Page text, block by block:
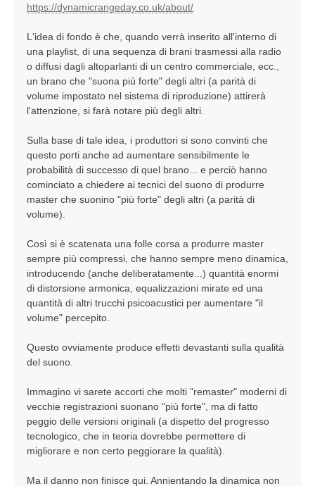
https://dynamicrangeday.co.uk/about/
L'idea di fondo è che, quando verrà inserito all'interno di
una playlist, di una sequenza di brani trasmessi alla radio
o diffusi dagli altoparlanti di un centro commerciale, ecc.,
un brano che "suona più forte" degli altri (a parità di
volume impostato nel sistema di riproduzione) attirerà
l'attenzione, si farà notare più degli altri.
Sulla base di tale idea, i produttori si sono convinti che
questo porti anche ad aumentare sensibilmente le
probabilità di successo di quel brano... e perciò hanno
cominciato a chiedere ai tecnici del suono di produrre
master che suonino "più forte" degli altri (a parità di
volume).
Così si è scatenata una folle corsa a produrre master
sempre più compressi, che hanno sempre meno dinamica,
introducendo (anche deliberatamente...) quantità enormi
di distorsione armonica, equalizzazioni mirate ed una
quantità di altri trucchi psicoacustici per aumentare "il
volume" percepito.
Questo ovviamente produce effetti devastanti sulla qualità
del suono.
Immagino vi sarete accorti che molti "remaster" moderni di
vecchie registrazioni suonano "più forte", ma di fatto
peggio delle versioni originali (a dispetto del progresso
tecnologico, che in teoria dovrebbe permettere di
migliorare e non certo peggiorare la qualità).
Ma il danno non finisce qui. Annientando la dinamica non